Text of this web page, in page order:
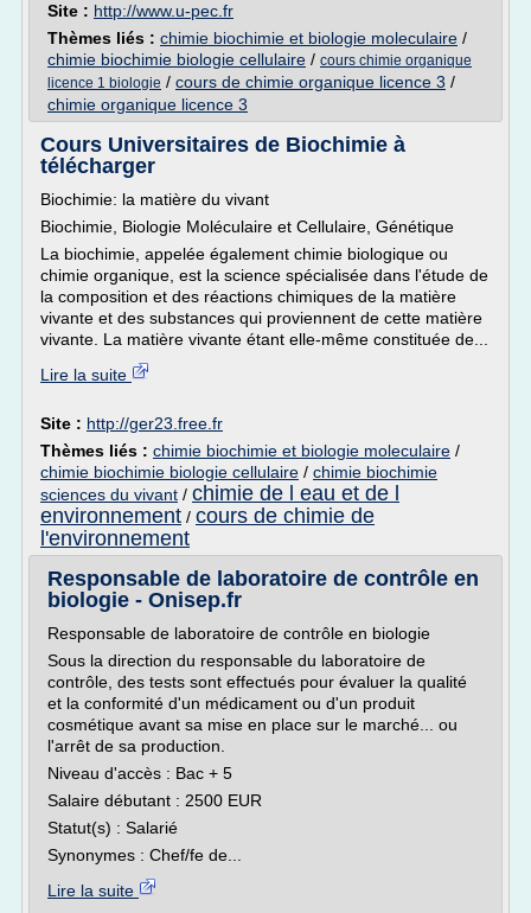
Site : http://www.u-pec.fr
Thèmes liés : chimie biochimie et biologie moleculaire /
chimie biochimie biologie cellulaire / cours chimie organique
licence 1 biologie / cours de chimie organique licence 3 /
chimie organique licence 3
Cours Universitaires de Biochimie à
télécharger
Biochimie: la matière du vivant
Biochimie, Biologie Moléculaire et Cellulaire, Génétique
La biochimie, appelée également chimie biologique ou
chimie organique, est la science spécialisée dans l'étude de
la composition et des réactions chimiques de la matière
vivante et des substances qui proviennent de cette matière
vivante. La matière vivante étant elle-même constituée de...
Lire la suite
Site : http://ger23.free.fr
Thèmes liés : chimie biochimie et biologie moleculaire /
chimie biochimie biologie cellulaire / chimie biochimie
sciences du vivant / chimie de l eau et de l
environnement / cours de chimie de
l'environnement
Responsable de laboratoire de contrôle en
biologie - Onisep.fr
Responsable de laboratoire de contrôle en biologie
Sous la direction du responsable du laboratoire de
contrôle, des tests sont effectués pour évaluer la qualité
et la conformité d'un médicament ou d'un produit
cosmétique avant sa mise en place sur le marché... ou
l'arrêt de sa production.
Niveau d'accès : Bac + 5
Salaire débutant : 2500 EUR
Statut(s) : Salarié
Synonymes : Chef/fe de...
Lire la suite